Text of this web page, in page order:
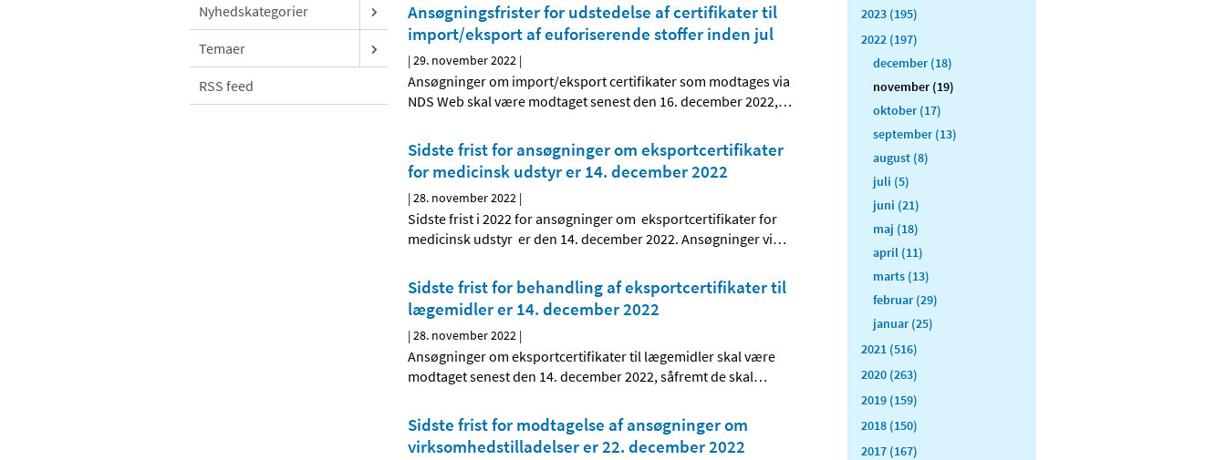
Nyhedskategorier
Temaer
RSS feed
Ansøgningsfrister for udstedelse af certifikater til
import/eksport af euforiserende stoffer inden jul
|29. november 2022 |
Ansøgninger om import/eksport certifikater som modtages via
NDS Web skal være modtaget senest den 16. december 2022,…
Sidste frist for ansøgninger om eksportcertifikater
for medicinsk udstyr er 14. december 2022
|28. november 2022 |
Sidste frist i 2022 for ansøgninger om eksportcertifikater for
medicinsk udstyr er den 14. december 2022. Ansøgninger vi…
Sidste frist for behandling af eksportcertifikater til
lægemidler er 14. december 2022
|28. november 2022 |
Ansøgninger om eksportcertifikater til lægemidler skal være
modtaget senest den 14. december 2022, såfremt de skal…
Sidste frist for modtagelse af ansøgninger om
virksomhedstilladelser er 22. december 2022
2023 (195)
2022 (197)
december (18)
november (19)
oktober (17)
september (13)
august (8)
juli (5)
juni (21)
maj (18)
april (11)
marts (13)
februar (29)
januar (25)
2021 (516)
2020 (263)
2019 (159)
2018 (150)
2017 (167)